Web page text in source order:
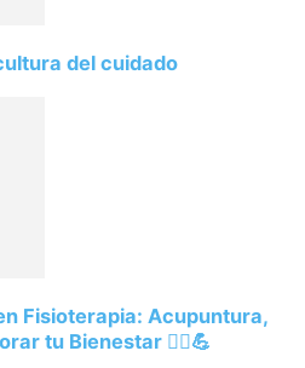
del cuidado
Fisioterapia: Acupuntura,
tu Bienestar 💆‍♂️💪